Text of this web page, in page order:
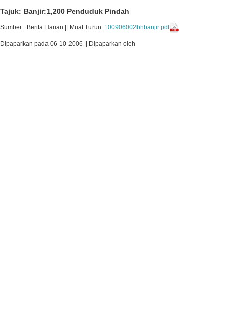
Tajuk: Banjir:1,200 Penduduk Pindah
Sumber : Berita Harian || Muat Turun :100906002bhbanjir.pdf
Dipaparkan pada 06-10-2006 || Dipaparkan oleh